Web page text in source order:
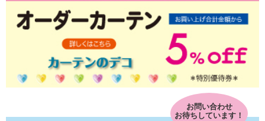
お問い合わせ
お待ちしています！